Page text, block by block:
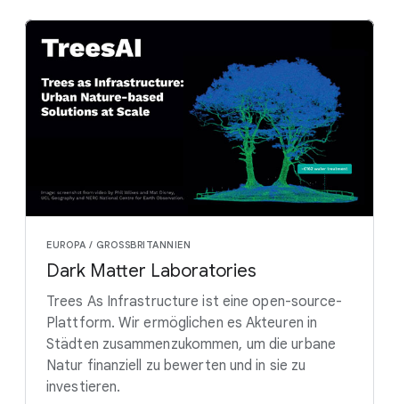
EUROPA / GROSSBRITANNIEN
Dark Matter Laboratories
Trees As Infrastructure ist eine open-source-
Plattform. Wir ermöglichen es Akteuren in
Städten zusammenzukommen, um die urbane
Natur finanziell zu bewerten und in sie zu
investieren.